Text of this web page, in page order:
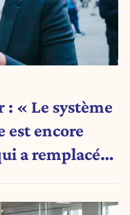
« Le système
encore
a remplacé